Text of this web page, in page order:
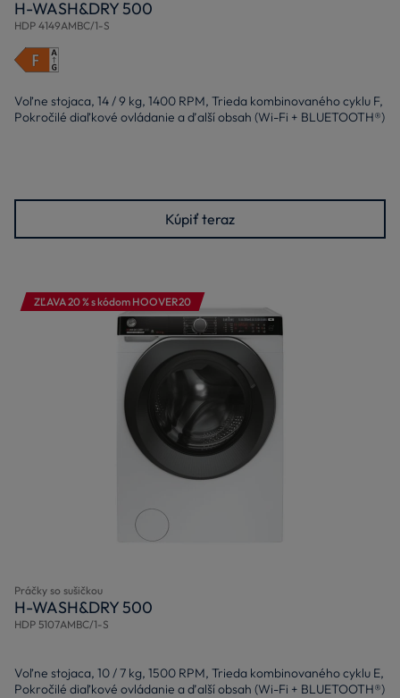
H-WASH&DRY 500
HDP 4149AMBC/1-S
Voľne stojaca, 14 / 9 kg, 1400 RPM, Trieda kombinovaného cyklu F,
Pokročilé diaľkové ovládanie a ďalší obsah (Wi-Fi + BLUETOOTH®)
Kúpiť teraz
ZĽAVA 20 % s kódom HOOVER20
Práčky so sušičkou
H-WASH&DRY 500
HDP 5107AMBC/1-S
Voľne stojaca, 10 / 7 kg, 1500 RPM, Trieda kombinovaného cyklu E,
Pokročilé diaľkové ovládanie a ďalší obsah (Wi-Fi + BLUETOOTH®)